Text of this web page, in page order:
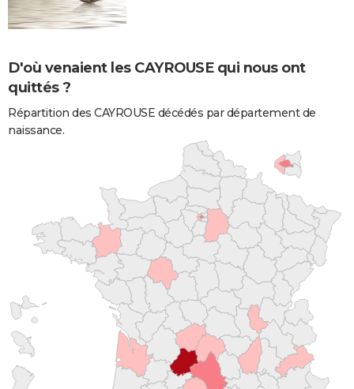
D'où venaient les CAYROUSE qui nous ont
quittés ?
Répartition des CAYROUSE décédés par département de
naissance.